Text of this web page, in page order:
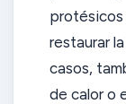
protésicos
restaurar
casos,
de calor o